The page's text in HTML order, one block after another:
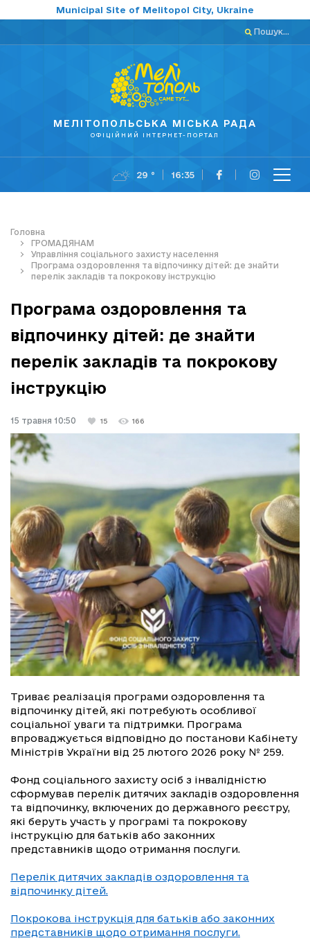
Municipal Site of Melitopol City, Ukraine
Пошук...
МЕЛІТОПОЛЬСЬКА МІСЬКА РАДА
ОФІЦІЙНИЙ ІНТЕРНЕТ-ПОРТАЛ
29 ° 16:35
Головна
ГРОМАДЯНАМ
Управління соціального захисту населення
Програма оздоровлення та відпочинку дітей: де знайти
перелік закладів та покрокову інструкцію
Програма оздоровлення та
відпочинку дітей: де знайти
перелік закладів та покрокову
інструкцію
15 травня 10:50 15 166
Триває реалізація програми оздоровлення та
відпочинку дітей, які потребують особливої
соціальної уваги та підтримки. Програма
впроваджується відповідно до постанови Кабінету
Міністрів України від 25 лютого 2026 року № 259.
Фонд соціального захисту осіб з інвалідністю
сформував перелік дитячих закладів оздоровлення
та відпочинку, включених до державного реєстру,
які беруть участь у програмі та покрокову
інструкцію для батьків або законних
представників щодо отримання послуги.
Перелік дитячих закладів оздоровлення та
відпочинку дітей.
Покрокова інструкція для батьків або законних
представників щодо отримання послуги.